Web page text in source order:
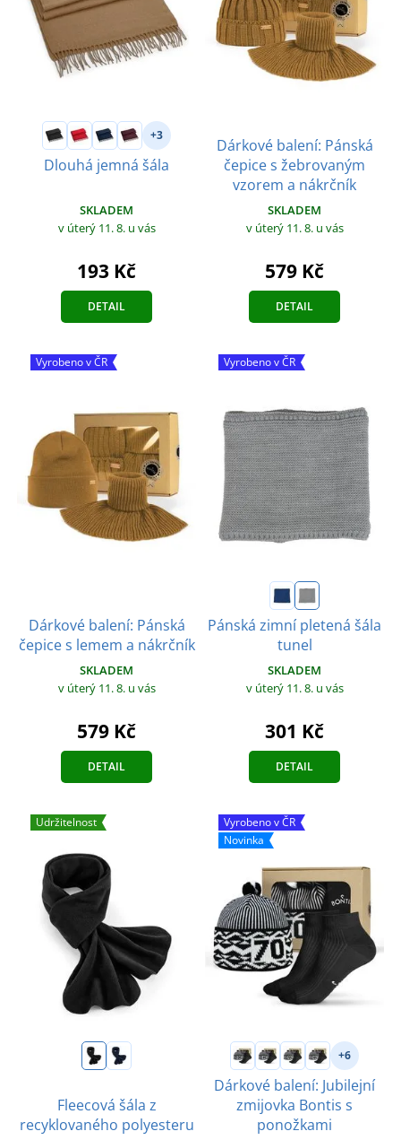
+3
Dlouhá jemná šála
SKLADEM
v úterý 11. 8. u vás
193 Kč
DETAIL
Dárkové balení: Pánská
čepice s žebrovaným
vzorem a nákrčník
SKLADEM
v úterý 11. 8. u vás
579 Kč
DETAIL
Vyrobeno v ČR
Dárkové balení: Pánská
čepice s lemem a nákrčník
SKLADEM
v úterý 11. 8. u vás
579 Kč
DETAIL
Vyrobeno v ČR
Pánská zimní pletená šála
tunel
SKLADEM
v úterý 11. 8. u vás
301 Kč
DETAIL
Udržitelnost
Fleecová šála z
recyklovaného polyesteru
Vyrobeno v ČR
Novinka
+6
Dárkové balení: Jubilejní
zmijovka Bontis s
ponožkami